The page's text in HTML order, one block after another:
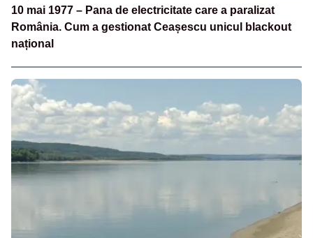
10 mai 1977 – Pana de electricitate care a paralizat
România. Cum a gestionat Ceașescu unicul blackout
național